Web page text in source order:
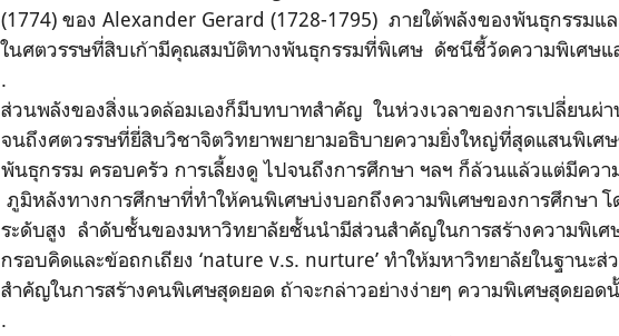
(1774) ของ Alexander Gerard (1728-1795) ภายใต้พลังของพันธุกรรม
ในศตวรรษที่สิบเก้ามีคุณสมบัติทางพันธุกรรมที่พิเศษ ดัชนีชี้วัดความพิเศษแ
.
ส่วนพลังของสิ่งแวดล้อมเองก็มีบทบาทสำคัญ ในห่วงเวลาของการเปลี่ยนผ่
จนถึงศตวรรษที่ยี่สิบวิชาจิตวิทยาพยายามอธิบายความยิ่งใหญ่ที่สุดแสนพิเศ
พันธุกรรม ครอบครัว การเลี้ยงดู ไปจนถึงการศึกษา ฯลฯ ก็ล้วนแล้วแต่มีคว
ภูมิหลังทางการศึกษาที่ทำให้คนพิเศษบ่งบอกถึงความพิเศษของการศึกษา โ
ระดับสูง ลำดับชั้นของมหาวิทยาลัยชั้นนำมีส่วนสำคัญในการสร้างความพิเศ
กรอบคิดและข้อถกเถียง ‘nature v.s. nurture’ ทำให้มหาวิทยาลัยในฐานะ
สำคัญในการสร้างคนพิเศษสุดยอด ถ้าจะกล่าวอย่างง่ายๆ ความพิเศษสุดยอด
.